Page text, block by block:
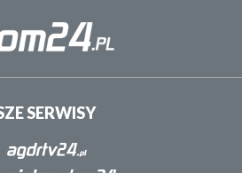
SERWISY